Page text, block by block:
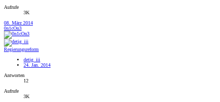
Aufrufe
3K
08. März 2014
0n1cOn3
Regierungsreform
detig_iii
24. Jan. 2014
Antworten
12
Aufrufe
3K